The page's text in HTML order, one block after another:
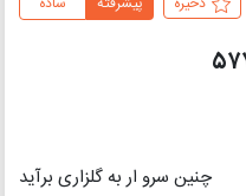
چنین سرو ار به گلزاری برآید